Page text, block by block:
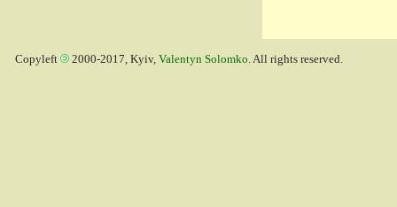
Copyleft 2000-2017, Kyiv, Valentyn Solomko. All rights reserved.